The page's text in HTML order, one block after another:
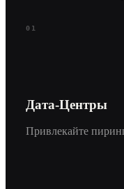
01
Дата-Центры
Привлекайте